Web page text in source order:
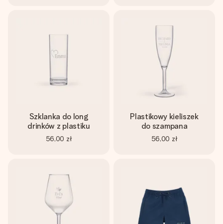
Szklanka do long
drinków z plastiku
56,00 zł
Plastikowy kieliszek
do szampana
56,00 zł